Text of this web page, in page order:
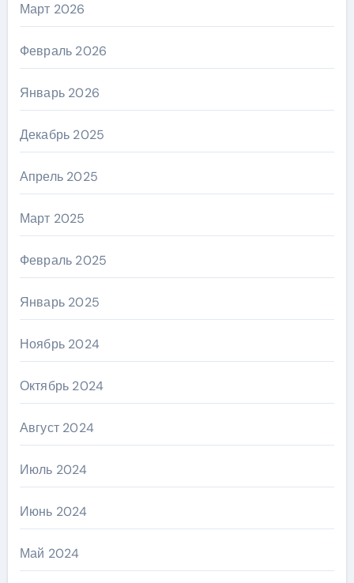
Март 2026
Февраль 2026
Январь 2026
Декабрь 2025
Апрель 2025
Март 2025
Февраль 2025
Январь 2025
Ноябрь 2024
Октябрь 2024
Август 2024
Июль 2024
Июнь 2024
Май 2024